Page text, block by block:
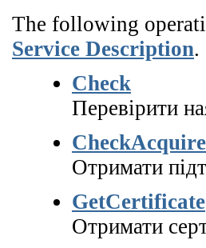
The following
Service Description.
Check
Перевірити
Отримати
GetCertificate
Отримати